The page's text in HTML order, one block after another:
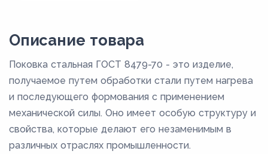
Описание товара
Поковка стальная ГОСТ 8479-70 - это изделие,
получаемое путем обработки стали путем нагрева
и последующего формования с применением
механической силы. Оно имеет особую структуру и
свойства, которые делают его незаменимым в
различных отраслях промышленности.